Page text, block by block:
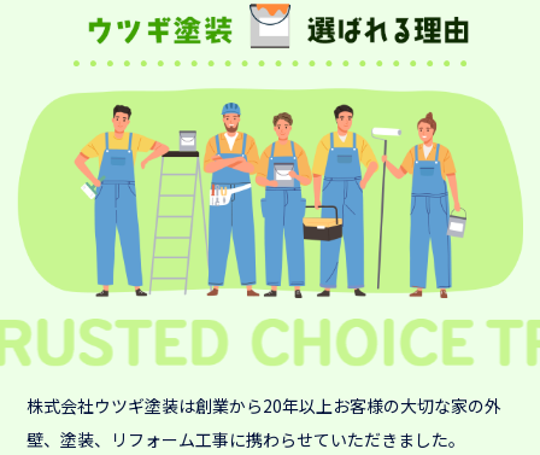
株式会社ウツギ塗装は創業から20年以上お客様の大切な家の外
壁、塗装、リフォーム工事に携わらせていただきました。